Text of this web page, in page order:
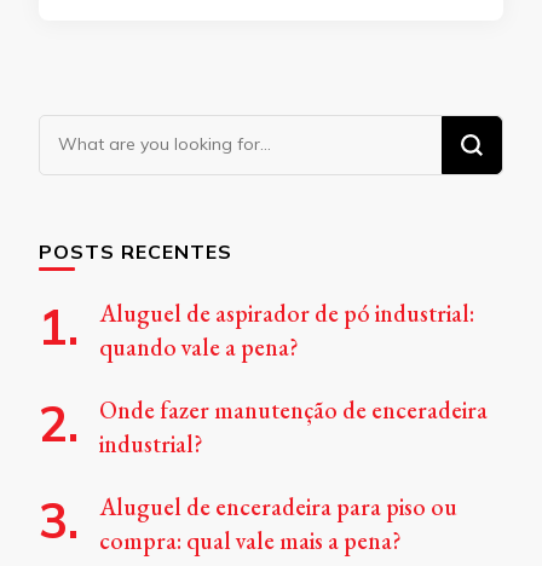
Looking
for
POSTS RECENTES
Aluguel de aspirador de pó industrial:
quando vale a pena?
Onde fazer manutenção de enceradeira
industrial?
Aluguel de enceradeira para piso ou
compra: qual vale mais a pena?